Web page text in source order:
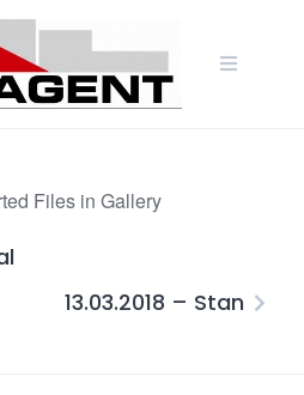
Files in Gallery
13.03.2018 – Stan